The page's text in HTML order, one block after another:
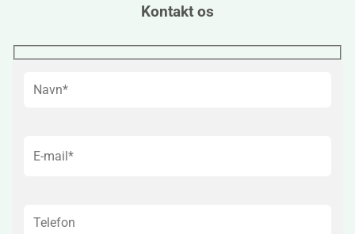
Kontakt os